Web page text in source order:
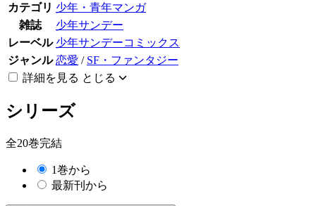
カテゴリ 少年・青年マンガ
雑誌
少年サンデー
レーベル 少年サンデーコミックス
ジャンル 恋愛 / SF・ファンタジー
詳細を見る とじる
シリーズ
全20巻完結
1巻から
最新刊から